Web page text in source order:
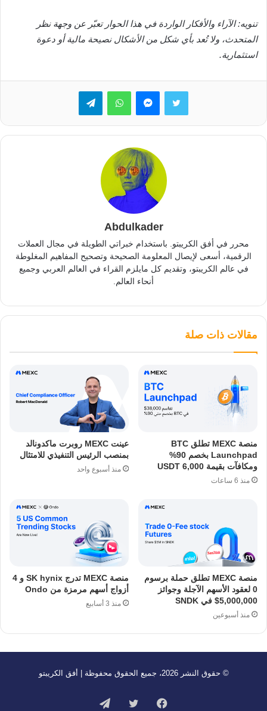
تنويه: الآراء والأفكار الواردة في هذا الحوار تعبّر عن وجهة نظر
المتحدث، ولا تُعد بأي شكل من الأشكال نصيحة مالية أو دعوة
استثمارية.
تويتر ماسنجرواتساب تيلقرام
Abdulkader
محرر في أفق الكريبتو. باستخدام خبراتي الطويلة في مجال العملات
الرقمية، أسعى لإيصال المعلومة الصحيحة وتصحيح المفاهيم المغلوطة
في عالم الكريبتو، وتقديم كل مايلزم القراء في العالم العربي وجميع
أنحاء العالم.
مقالات ذات صلة
منصة MEXC تطلق BTC
Launchpad بخصم 90%
ومكافآت بقيمة 6,000 USDT
منذ 6 ساعات
عينت MEXC روبرت ماكدونالد
بمنصب الرئيس التنفيذي للامتثال
منذ أسبوع واحد
منصة MEXC تطلق حملة برسوم
0 لعقود الأسهم الآجلة وجوائز
5,000,000$ في SNDK
منذ أسبوعين
منصة MEXC تدرج SK hynix و 4
أزواج أسهم مرمزة من Ondo
منذ 3 أسابيع
© حقوق النشر 2026، جميع الحقوق محفوظة | أفق الكريبتو
فيسبوك تويتر تيلقرام